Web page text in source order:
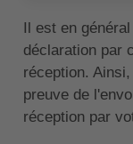
Il est en
déclaration par
réception.
preuve de
réception par